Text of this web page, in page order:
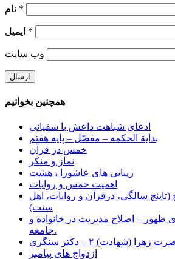
*
*
وب‌ سایت
همچنین بخوانیم
ادعای شباهت داعش با سفیانی
بدایة الحکمه – مفصّل – پایه هفتم
خمس در قرآن
نماز و منکر
زیبایی های عاشورا ، هشت
اهمیت خمس و روایات
سالگی، درقرآن و روایات، اهل
سنت)
ظهور – اصلاح مدیریت در خانواده و
جامعه.
(شهادت) ۲ – دکتر سنگری
ازدواج های پیامبر